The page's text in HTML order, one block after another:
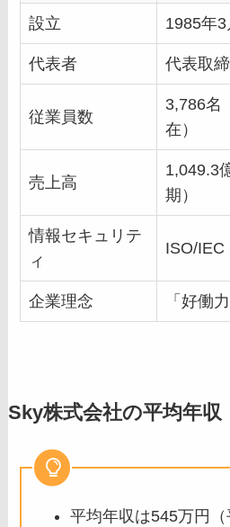
設立 1985年3
代表者 代表取
従業員数
3,786名
在）
売上高
1,049.3
期）
情報セキュリテ
ィ
ISO/IEC
企業理念 「好働力
Sky株式会社の平均年収
平均年収は545万円（